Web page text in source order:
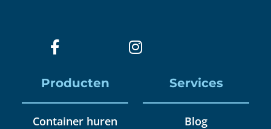
Producten
Container huren
Services
Blog